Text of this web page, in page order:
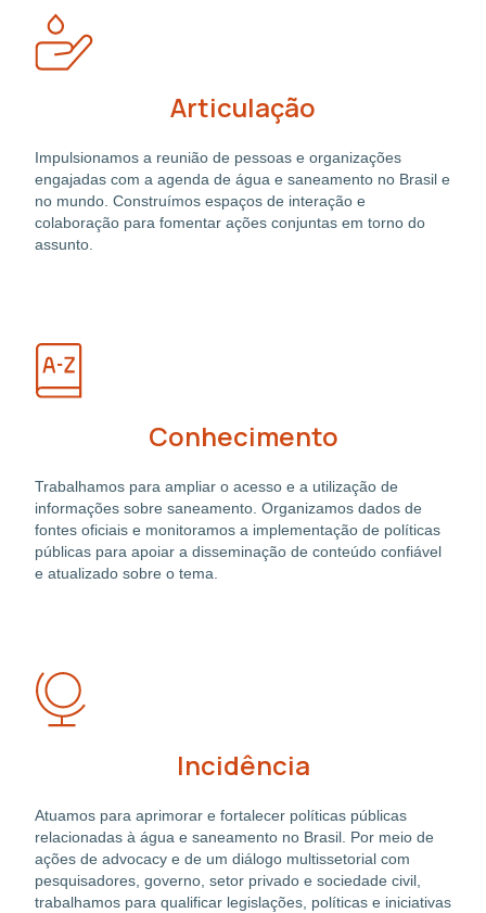
Articulação
Impulsionamos a reunião de pessoas e organizações
engajadas com a agenda de água e saneamento no Brasil e
no mundo. Construímos espaços de interação e
colaboração para fomentar ações conjuntas em torno do
assunto.
Conhecimento
Trabalhamos para ampliar o acesso e a utilização de
informações sobre saneamento. Organizamos dados de
fontes oficiais e monitoramos a implementação de políticas
públicas para apoiar a disseminação de conteúdo confiável
e atualizado sobre o tema.
Incidência
Atuamos para aprimorar e fortalecer políticas públicas
relacionadas à água e saneamento no Brasil. Por meio de
ações de advocacy e de um diálogo multissetorial com
pesquisadores, governo, setor privado e sociedade civil,
trabalhamos para qualificar legislações, políticas e iniciativas